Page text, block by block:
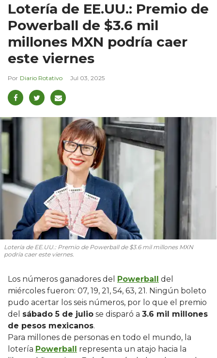
Lotería de EE.UU.: Premio de
Powerball de $3.6 mil
millones MXN podría caer
este viernes
Diario Rotativo Jul 03, 2025
Lotería de EE.UU.: Premio de Powerball de $3.6 mil millones MXN
podría caer este viernes.
Los números ganadores del Powerball del
miércoles fueron: 07, 19, 21, 54, 63, 21. Ningún boleto
pudo acertar los seis números, por lo que el premio
del sábado 5 de julio se disparó a 3.6 mil millones
de pesos mexicanos.
Para millones de personas en todo el mundo, la
lotería Powerball representa un atajo hacia la